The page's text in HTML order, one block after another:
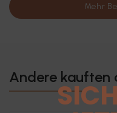
Mehr
Andere kauften